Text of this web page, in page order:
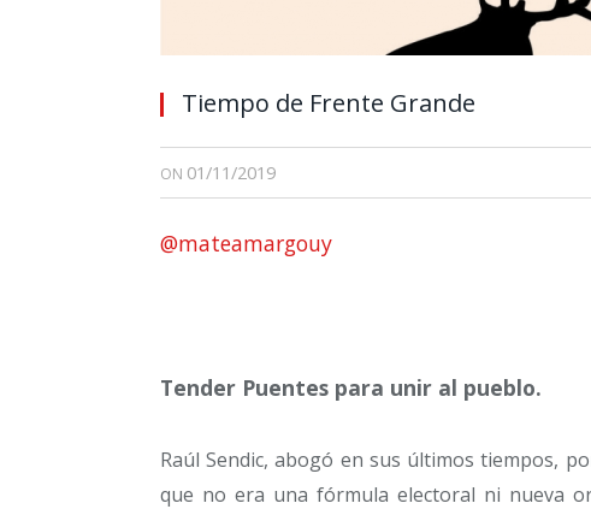
Tiempo de Frente Grande
ON 01/11/2019
@mateamargouy
Tender Puentes para unir al pueblo.
Raúl Sendic, abogó en sus últimos tiempos,
que no era una fórmula electoral ni nueva